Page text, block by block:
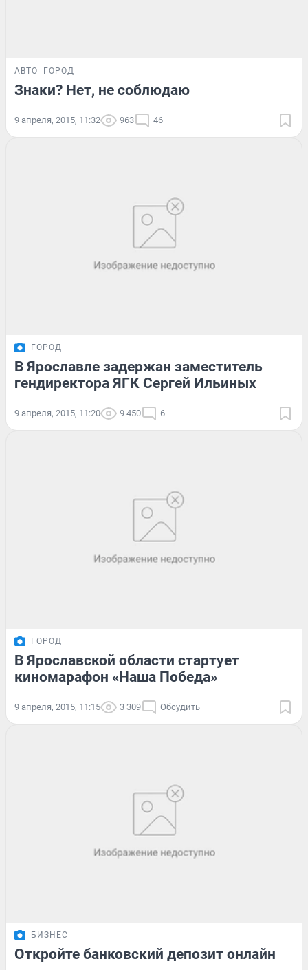
АВТО ГОРОД
Знаки? Нет, не соблюдаю
9 апреля, 2015, 11:32 963 46
ГОРОД
В Ярославле задержан заместитель
гендиректора ЯГК Сергей Ильиных
9 апреля, 2015, 11:20 9 450 6
ГОРОД
В Ярославской области стартует
киномарафон «Наша Победа»
9 апреля, 2015, 11:15 3 309 Обсудить
БИЗНЕС
Откройте банковский депозит онлайн